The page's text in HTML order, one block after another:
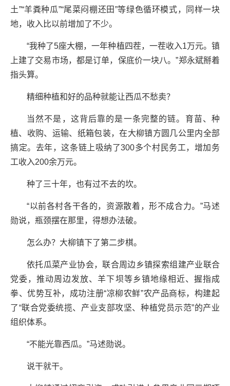
土”“羊粪种瓜”“尾菜闷棚还田”等绿色循环模式，同样一块
地，收入比以前增加了不少。
“我种了5座大棚，一年种植四茬，一茬收入1万元。镇
上建了交易市场，都是订单，保底价一块八。”郑永斌掰着
指头算。
精细种植和好的品种就能让西瓜不愁卖？
当然不是，这背后靠的是一条完整的链。育苗、种
植、收购、运输、纸箱包装，在大柳镇方圆几公里内全部
搞定。去年，这条链上吸纳了300多个村民务工，增加务
工收入200余万元。
种了三十年，也有过不去的坎。
“以前各村各干各的，资源散着，形不成合力。”马述
勋说，瓶颈摆在那里，得想办法破。
怎么办？大柳镇下了第二步棋。
依托瓜菜产业协会，联合周边乡镇探索组建产业联合
党委，推动周边发放、羊下坝等乡镇地缘相近、握指成
拳、优势互补，成功注册“凉柳农鲜”农产品商标，构建起
了“联合党委统揽、产业支部攻坚、种植党员示范”的产业
组织体系。
“不能光靠西瓜。”马述勋说。
说干就干。